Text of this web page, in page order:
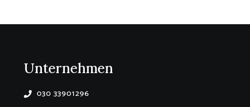
Unternehmen
030 33901296